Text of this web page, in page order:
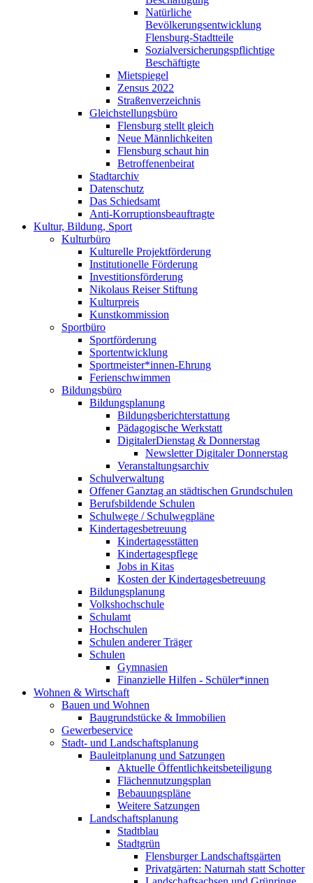
Natürliche
Bevölkerungsentwicklung
Flensburg-Stadtteile
Sozialversicherungspflichtige
Beschäftigte
Mietspiegel
Zensus 2022
Straßenverzeichnis
Gleichstellungsbüro
Flensburg stellt gleich
Neue Männlichkeiten
Flensburg schaut hin
Betroffenenbeirat
Stadtarchiv
Datenschutz
Das Schiedsamt
Anti-Korruptionsbeauftragte
Kultur, Bildung, Sport
Kulturbüro
Kulturelle Projektförderung
Institutionelle Förderung
Investitionsförderung
Nikolaus Reiser Stiftung
Kulturpreis
Kunstkommission
Sportbüro
Sportförderung
Sportentwicklung
Sportmeister*innen-Ehrung
Ferienschwimmen
Bildungsbüro
Bildungsplanung
Bildungsberichterstattung
Pädagogische Werkstatt
DigitalerDienstag & Donnerstag
Newsletter Digitaler Donnerstag
Veranstaltungsarchiv
Schulverwaltung
Offener Ganztag an städtischen Grundschulen
Berufsbildende Schulen
Schulwege / Schulwegpläne
Kindertagesbetreuung
Kindertagesstätten
Kindertagespflege
Jobs in Kitas
Kosten der Kindertagesbetreuung
Bildungsplanung
Volkshochschule
Schulamt
Hochschulen
Schulen anderer Träger
Schulen
Gymnasien
Finanzielle Hilfen - Schüler*innen
Wohnen & Wirtschaft
Bauen und Wohnen
Baugrundstücke & Immobilien
Gewerbeservice
Stadt- und Landschaftsplanung
Bauleitplanung und Satzungen
Aktuelle Öffentlichkeitsbeteiligung
Flächennutzungsplan
Bebauungspläne
Weitere Satzungen
Landschaftsplanung
Stadtblau
Stadtgrün
Flensburger Landschaftsgärten
Privatgärten: Naturnah statt Schotter